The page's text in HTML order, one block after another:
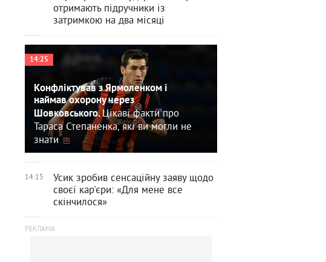
отримають підручники із
затримкою на два місяці
14:25
Конфліктував з Ярмоленком і
наймав охорону через
Шовковського.Цікаві факти про
Тараса Степаненка, які ви могли не
знати
14:15
Усик зробив сенсаційну заяву щодо
своєї кар'єри: «Для мене все
скінчилося»